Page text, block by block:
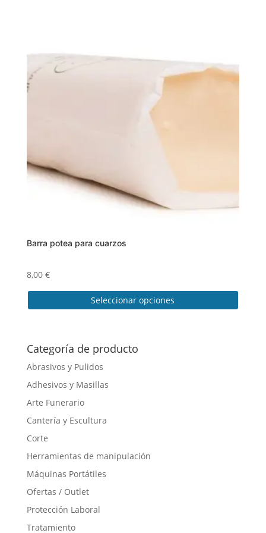
Barra potea para cuarzos
8,00 €
Seleccionar opciones
tiene
múltiples
variantes.
Las
opciones
pueden
elegir
en
página
de
producto
Categoría de producto
Abrasivos y Pulidos
Adhesivos y Masillas
Arte Funerario
Cantería y Escultura
Corte
Herramientas de manipulación
Máquinas Portátiles
Ofertas / Outlet
Protección Laboral
Tratamiento